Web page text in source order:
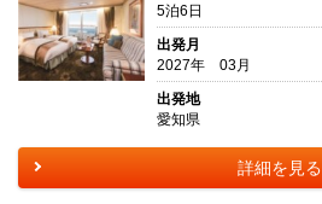
5泊6日
出発月
2027年 03月
出発地
愛知県
詳細を見る